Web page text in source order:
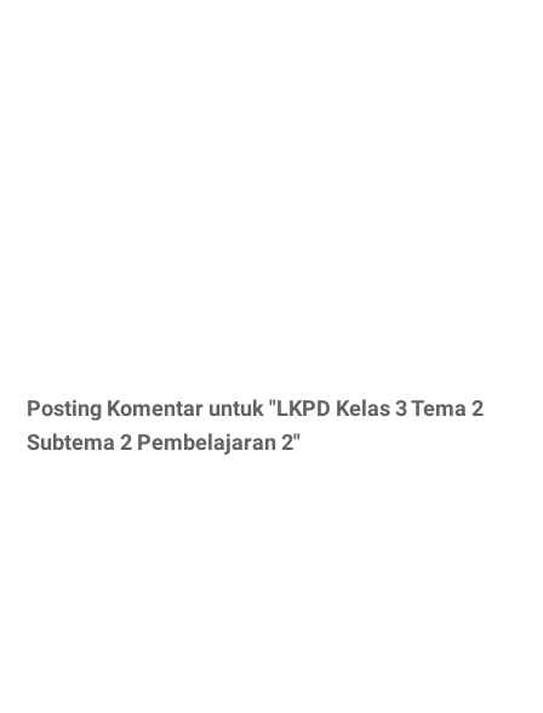
Posting Komentar untuk "LKPD Kelas 3 Tema 2
Subtema 2 Pembelajaran 2"